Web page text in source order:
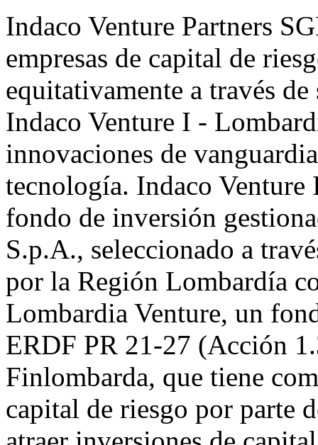
Indaco Venture Partners
empresas de capital de
equitativamente a través
Indaco Venture I -
innovaciones de
tecnología. Indaco
fondo de inversión
S.p.A., seleccionado a
por la Región Lombardía
Lombardia Venture, un
ERDF PR 21-27 (Acción
Finlombarda, que tiene
capital de riesgo por parte